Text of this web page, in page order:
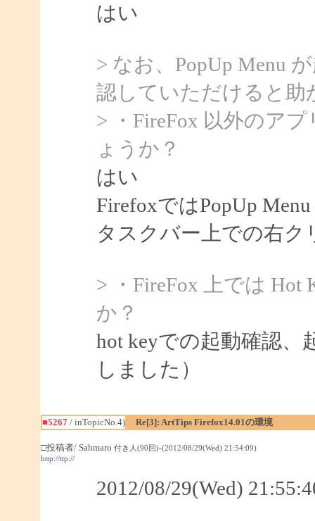
はい
> なお、PopUp Menu
認していただけると助
> ・FireFox 以外のア
ょうか？
はい
FirefoxではPopUp
タスクバー上での右ク
> ・FireFox 上では
か？
hot keyでの起動確認
しました）
■5267/ inTopicNo.4) Re[3]: ArtTips Firefox14.01の環境
□投稿者/ Sahmaro 付き人(90回)-(2012/08/29(Wed) 21:54:09)
http://ttp://
2012/08/29(Wed)